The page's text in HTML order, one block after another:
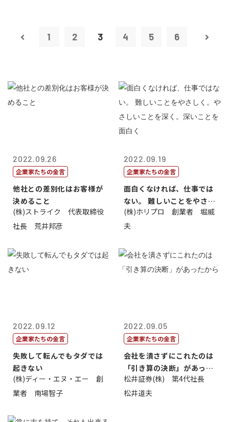
1 2 3 4 5 6
2022.09.26
企業家たちの金言
他社との差別化はお客様が
決めること
(株)ストライク 代表取締役
社長 荒井邦彦
2022.09.19
企業家たちの金言
面白くなければ、仕事では
ない。 難しいことをやさし
く。やさし...
(株)ホリプロ 創業者 堀威
夫
2022.09.12
企業家たちの金言
失敗して転んでもタダでは
起きない
(株)ディー・エヌ・エー 創
業者 南場智子
2022.09.05
企業家たちの金言
会社を潰さずにこれたのは
「引き算の決断」があった
から
松井証券(株) 第4代社長
松井道夫